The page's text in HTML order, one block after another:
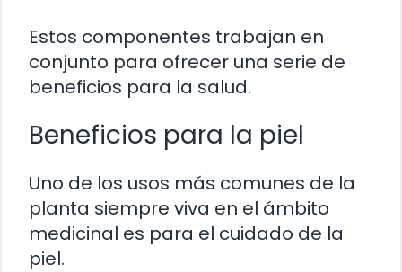
Estos componentes trabajan en
conjunto para ofrecer una serie de
beneficios para la salud.
Beneficios para la piel
Uno de los usos más comunes de la
planta siempre viva en el ámbito
medicinal es para el cuidado de la
piel.